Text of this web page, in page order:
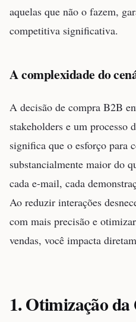
aquelas que não o fazem,
competitiva significativa.
A complexidade do
A decisão de compra B2B
stakeholders e um processo
significa que o esforço para
substancialmente maior do
cada e-mail, cada
Ao reduzir interações
com mais precisão e
vendas, você impacta
1. Otimização